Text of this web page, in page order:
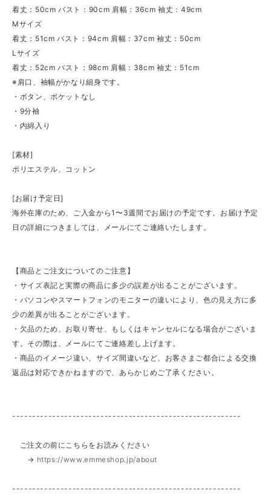
着丈：50cm バスト：90cm 肩幅：36cm 袖丈：49cm
Mサイズ
着丈：51cm バスト：94cm 肩幅：37cm 袖丈：50cm
Lサイズ
着丈：52cm バスト：98cm 肩幅：38cm 袖丈：51cm
※肩口、袖幅がかなり細身です。
・ボタン、ポケットなし
・9分袖
・内綿入り
[素材]
ポリエステル、コットン
[お届け予定日]
海外在庫のため、ご入金から1〜3週間でお届けの予定です。お届け予定
日の詳細につきましては、メールにてご連絡いたします。
【商品とご注文についてのご注意】
・サイズ表記と実際の商品に多少の誤差が出ることがございます。
・パソコンやスマートフォンのモニターの違いにより、色の見え方に多
少の差異が出ることがございます。
・欠品のため、お取り寄せ、もしくはキャンセルになる場合がございま
す。その際は、メールにてご連絡差し上げます。
・商品のイメージ違い、サイズ間違いなど、お客さまご都合による交換
返品は対応できかねますので、あらかじめご了承ください。
---------------------------------------------------------
ご注文の前にこちらをお読みください
→ https://www.emmeshop.jp/about
---------------------------------------------------------